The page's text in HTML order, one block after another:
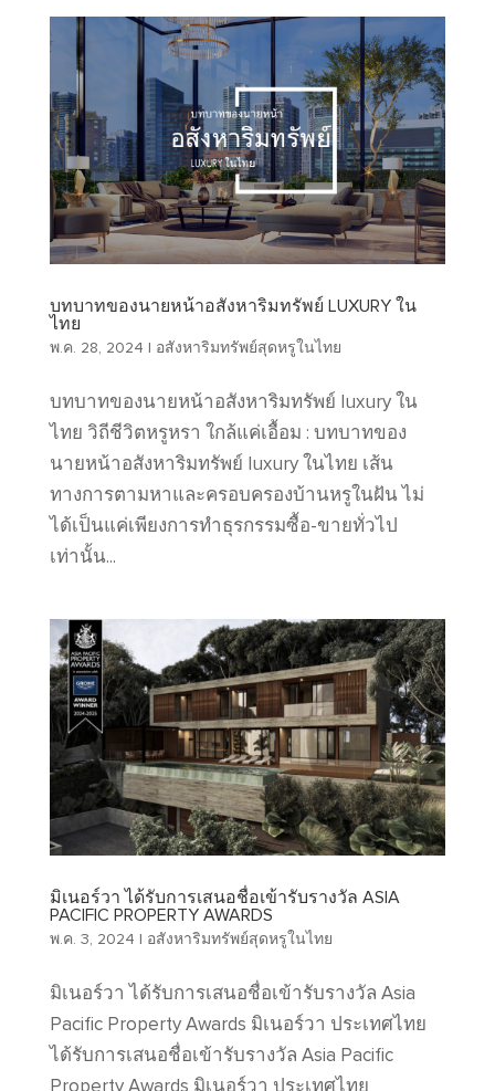
บทบาทของนายหน้าอสังหาริมทรัพย์ LUXURY ใน
ไทย
พ.ค. 28, 2024 | อสังหาริมทรัพย์สุดหรูในไทย
บทบาทของนายหน้าอสังหาริมทรัพย์ luxury ใน
ไทย วิถีชีวิตหรูหรา ใกล้แค่เอื้อม : บทบาทของ
นายหน้าอสังหาริมทรัพย์ luxury ในไทย เส้น
ทางการตามหาและครอบครองบ้านหรูในฝัน ไม่
ได้เป็นแค่เพียงการทำธุรกรรมซื้อ-ขายทั่วไป
เท่านั้น...
มิเนอร์วา ได้รับการเสนอชื่อเข้ารับรางวัล ASIA
PACIFIC PROPERTY AWARDS
พ.ค. 3, 2024 | อสังหาริมทรัพย์สุดหรูในไทย
มิเนอร์วา ได้รับการเสนอชื่อเข้ารับรางวัล Asia
Pacific Property Awards มิเนอร์วา ประเทศไทย
ได้รับการเสนอชื่อเข้ารับรางวัล Asia Pacific
Property Awards มิเนอร์วา ประเทศไทย